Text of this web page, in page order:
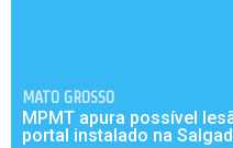
MATO GROSSO
MPMT apura possível
portal instalado na